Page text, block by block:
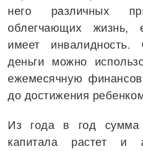
него различных
облегчающих жизнь,
имеет
деньги можно
ежемесячную
до достижения
Из года в год сумма
капитала растет и